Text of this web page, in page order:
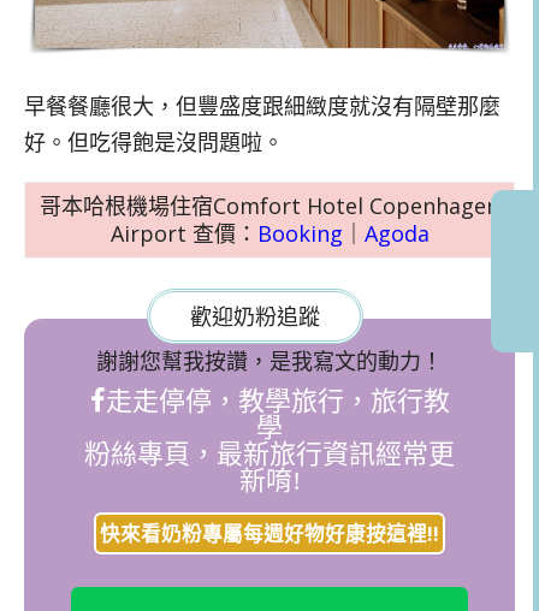
早餐餐廳很大，但豐盛度跟細緻度就沒有隔壁那麼
好。但吃得飽是沒問題啦。
哥本哈根機場住宿Comfort Hotel Copenhagen
Airport 查價： Booking Agoda
歡迎奶粉追蹤
謝謝您幫我按讚，是我寫文的動力！
走走停停，教學旅行，旅行教
學
粉絲專頁，最新旅行資訊經常更
新唷!
快來看奶粉專屬每週好物好康按這裡!!